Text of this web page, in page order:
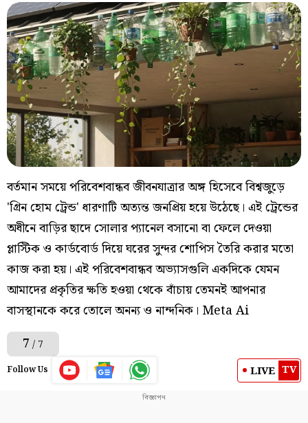
বর্তমান সময়ে পরিবেশবান্ধব জীবনযাত্রার অঙ্গ হিসেবে বিশ্বজুড়ে
'গ্রিন হোম ট্রেন্ড' ধারণাটি অত্যন্ত জনপ্রিয় হয়ে উঠেছে। এই ট্রেন্ডের
অধীনে বাড়ির ছাদে সোলার প্যানেল বসানো বা ফেলে দেওয়া
প্লাস্টিক ও কার্ডবোর্ড দিয়ে ঘরের সুন্দর শোপিস তৈরি করার মতো
কাজ করা হয়। এই পরিবেশবান্ধব অভ্যাসগুলি একদিকে যেমন
আমাদের প্রকৃতির ক্ষতি হওয়া থেকে বাঁচায় তেমনই আপনার
বাসস্থানকে করে তোলে অনন্য ও নান্দনিক। Meta Ai
7 / 7
Follow Us LIVE TV